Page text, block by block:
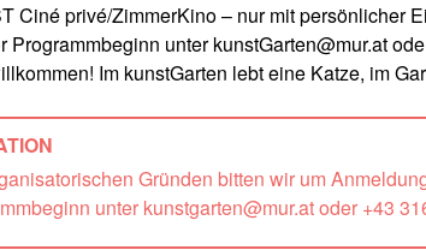
Ciné privé/ZimmerKino – nur mit persönlicher
Programmbeginn unter kunstGarten@mur.at
Im kunstGarten lebt eine Katze, im
Gründen bitten wir um
unter kunstgarten@mur.at oder +43